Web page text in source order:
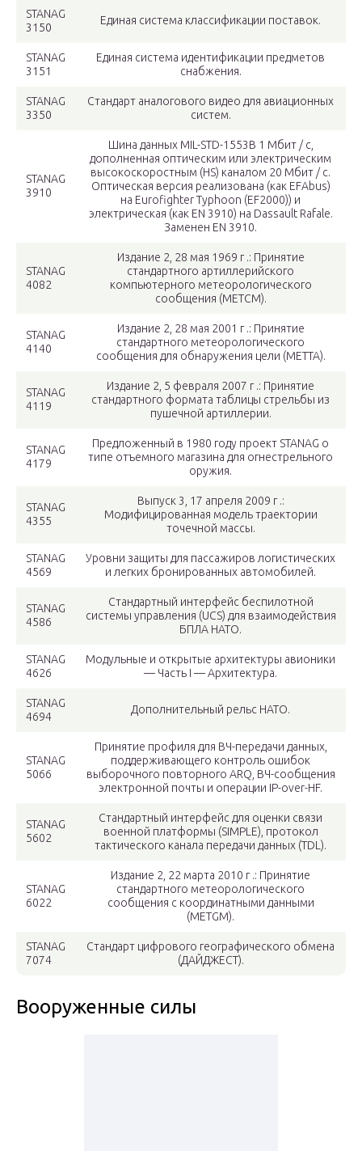
STANAG
3150
Единая система классификации поставок.
STANAG
3151
Единая система идентификации предметов
снабжения.
STANAG
3350
Стандарт аналогового видео для авиационных
систем.
STANAG
3910
Шина данных MIL-STD-1553B 1 Мбит / с,
дополненная оптическим или электрическим
высокоскоростным (HS) каналом 20 Мбит / с.
Оптическая версия реализована (как EFAbus)
на Eurofighter Typhoon (EF2000)) и
электрическая (как EN 3910) на Dassault Rafale.
Заменен EN 3910.
STANAG
4082
Издание 2, 28 мая 1969 г .: Принятие
стандартного артиллерийского
компьютерного метеорологического
сообщения (METCM).
STANAG
4140
Издание 2, 28 мая 2001 г .: Принятие
стандартного метеорологического
сообщения для обнаружения цели (METTA).
STANAG
4119
Издание 2, 5 февраля 2007 г .: Принятие
стандартного формата таблицы стрельбы из
пушечной артиллерии.
STANAG
4179
Предложенный в 1980 году проект STANAG о
типе отъемного магазина для огнестрельного
оружия.
STANAG
4355
Выпуск 3, 17 апреля 2009 г .:
Модифицированная модель траектории
точечной массы.
STANAG
4569
Уровни защиты для пассажиров логистических
и легких бронированных автомобилей.
STANAG
4586
Стандартный интерфейс беспилотной
системы управления (UCS) для взаимодействия
БПЛА НАТО.
STANAG
4626
Модульные и открытые архитектуры авионики
— Часть I — Архитектура.
STANAG
4694
Дополнительный рельс НАТО.
STANAG
5066
Принятие профиля для ВЧ-передачи данных,
поддерживающего контроль ошибок
выборочного повторного ARQ, ВЧ-сообщения
электронной почты и операции IP-over-HF.
STANAG
5602
Стандартный интерфейс для оценки связи
военной платформы (SIMPLE), протокол
тактического канала передачи данных (TDL).
STANAG
6022
Издание 2, 22 марта 2010 г .: Принятие
стандартного метеорологического
сообщения с координатными данными
(METGM).
STANAG
7074
Стандарт цифрового географического обмена
(ДАЙДЖЕСТ).
Вооруженные силы